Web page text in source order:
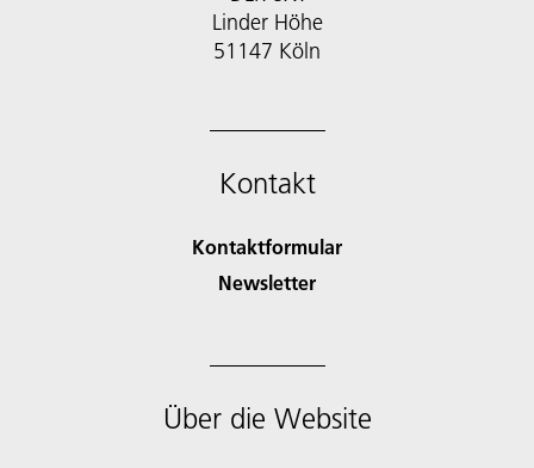
Linder Höhe
51147 Köln
Kontakt
Kontaktformular
Newsletter
Über die Website